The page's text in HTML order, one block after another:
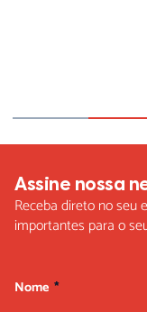
Assine nossa
Receba direto no seu
importantes para o
Nome